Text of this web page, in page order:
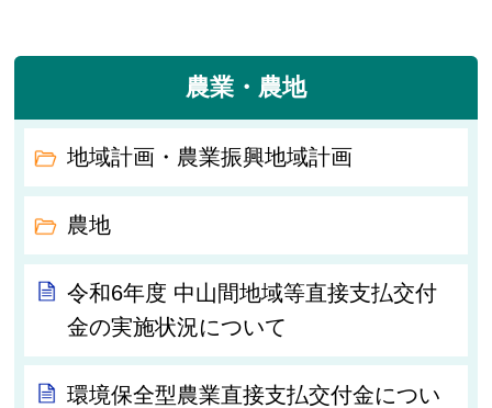
農業・農地
地域計画・農業振興地域計画
農地
令和6年度 中山間地域等直接支払交付
金の実施状況について
環境保全型農業直接支払交付金につい